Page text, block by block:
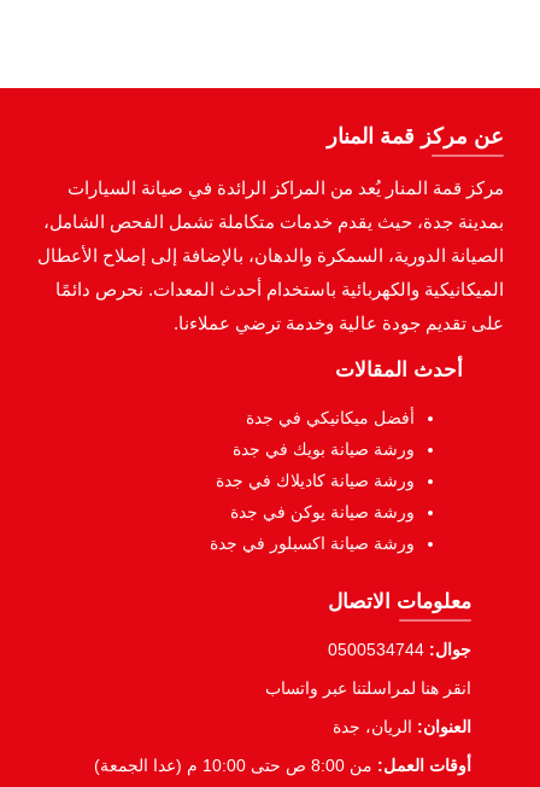
عن مركز قمة المنار
مركز قمة المنار يُعد من المراكز الرائدة في صيانة السيارات
بمدينة جدة، حيث يقدم خدمات متكاملة تشمل الفحص الشامل،
الصيانة الدورية، السمكرة والدهان، بالإضافة إلى إصلاح الأعطال
الميكانيكية والكهربائية باستخدام أحدث المعدات. نحرص دائمًا
على تقديم جودة عالية وخدمة ترضي عملاءنا.
أحدث المقالات
أفضل ميكانيكي في جدة
ورشة صيانة بويك في جدة
ورشة صيانة كاديلاك في جدة
ورشة صيانة يوكن في جدة
ورشة صيانة اكسبلور في جدة
معلومات الاتصال
جوال: 0500534744
انقر هنا لمراسلتنا عبر واتساب
العنوان: الريان، جدة
أوقات العمل: من 8:00 ص حتى 10:00 م (عدا الجمعة)